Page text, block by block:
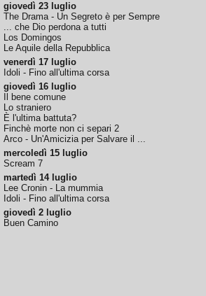
giovedì 23 luglio
The Drama - Un Segreto è per Sempre
... che Dio perdona a tutti
Los Domingos
Le Aquile della Repubblica
venerdì 17 luglio
Idoli - Fino all'ultima corsa
giovedì 16 luglio
Il bene comune
Lo straniero
È l'ultima battuta?
Finchè morte non ci separi 2
Arco - Un'Amicizia per Salvare il ...
mercoledì 15 luglio
Scream 7
martedì 14 luglio
Lee Cronin - La mummia
Idoli - Fino all'ultima corsa
giovedì 2 luglio
Buen Camino